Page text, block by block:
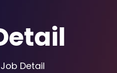
Job Detail